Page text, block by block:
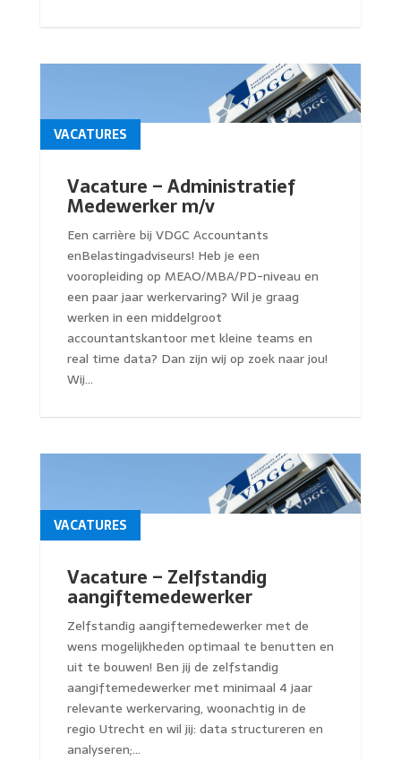
Vacature – Administratief
Medewerker m/v
VACATURES
Een carrière bij VDGC Accountants
enBelastingadviseurs! Heb je een
vooropleiding op MEAO/MBA/PD-niveau en
een paar jaar werkervaring? Wil je graag
werken in een middelgroot
accountantskantoor met kleine teams en
real time data? Dan zijn wij op zoek naar jou!
Wij...
Vacature – Zelfstandig
aangiftemedewerker
VACATURES
Zelfstandig aangiftemedewerker met de
wens mogelijkheden optimaal te benutten en
uit te bouwen! Ben jij de zelfstandig
aangiftemedewerker met minimaal 4 jaar
relevante werkervaring, woonachtig in de
regio Utrecht en wil jij: data structureren en
analyseren;...